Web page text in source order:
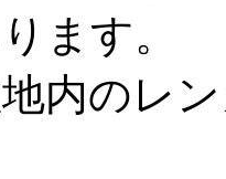
ます。
内のレ